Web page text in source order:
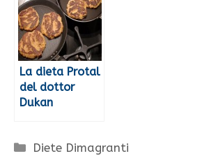
La dieta Protal
del dottor
Dukan
Categorie
Diete Dimagranti